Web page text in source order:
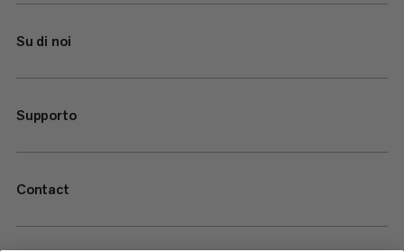
Su di noi
Supporto
Contact